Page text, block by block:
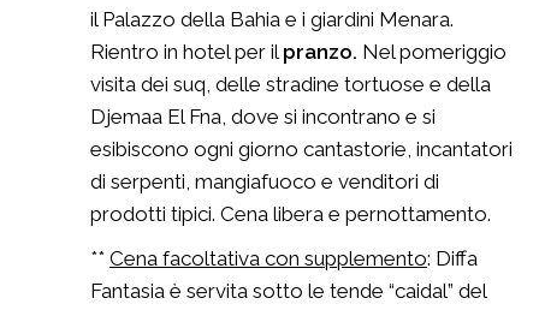
il Palazzo della Bahia e i giardini Menara.
Rientro in hotel per il pranzo. Nel pomeriggio
visita dei suq, delle stradine tortuose e della
Djemaa El Fna, dove si incontrano e si
esibiscono ogni giorno cantastorie, incantatori
di serpenti, mangiafuoco e venditori di
prodotti tipici. Cena libera e pernottamento.
** Cena facoltativa con supplemento: Diffa
Fantasia è servita sotto le tende “caidal” del